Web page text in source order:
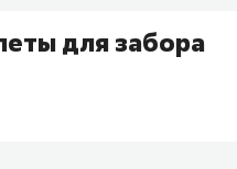
для забора